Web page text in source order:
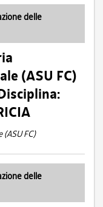
delle
(ASU FC)
(ASU FC)
delle